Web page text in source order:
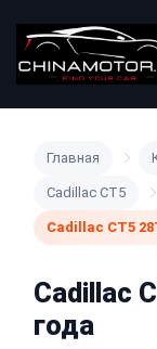
Главная
Cadillac CT5
Cadillac CT5
Cadillac
года